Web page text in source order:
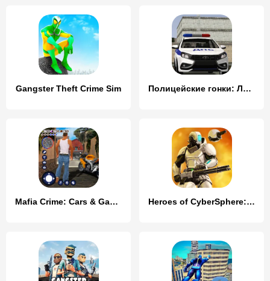
Gangster Theft Crime Sim Полицейские гонки: ЛАДА Веста
Mafia Crime: Cars & Gang Wars Heroes of CyberSphere: Online